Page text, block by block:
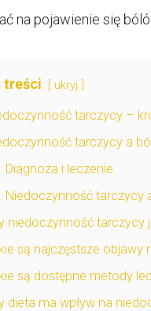
na pojawienie się
treści ukryj
tarczycy –
tarczycy a
Diagnoza i leczenie
Niedoczynność tarczycy
niedoczynność tarczycy
są najczęstsze objawy
są dostępne metody
dieta ma wpływ na